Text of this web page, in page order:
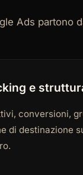
Ads partono
e
conversioni,
di destinazione